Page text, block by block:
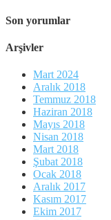
Son yorumlar
Arşivler
Mart 2024
Aralık 2018
Temmuz 2018
Haziran 2018
Mayıs 2018
Nisan 2018
Mart 2018
Şubat 2018
Ocak 2018
Aralık 2017
Kasım 2017
Ekim 2017